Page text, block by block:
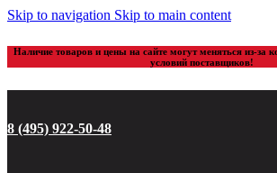
Skip to navigation Skip to main content
Наличие товаров и цены на сайте могут меняться из-за
условий поставщиков!
8 (495) 922-50-48